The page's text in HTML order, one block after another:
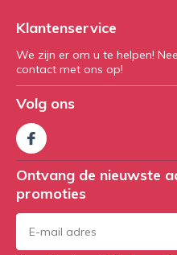
Klantenservice
We zijn er om u te helpen!
contact met ons op!
Volg ons
Ontvang de nieuwste
promoties